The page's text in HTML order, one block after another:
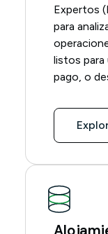
Expertos
para
listos para
pago, o